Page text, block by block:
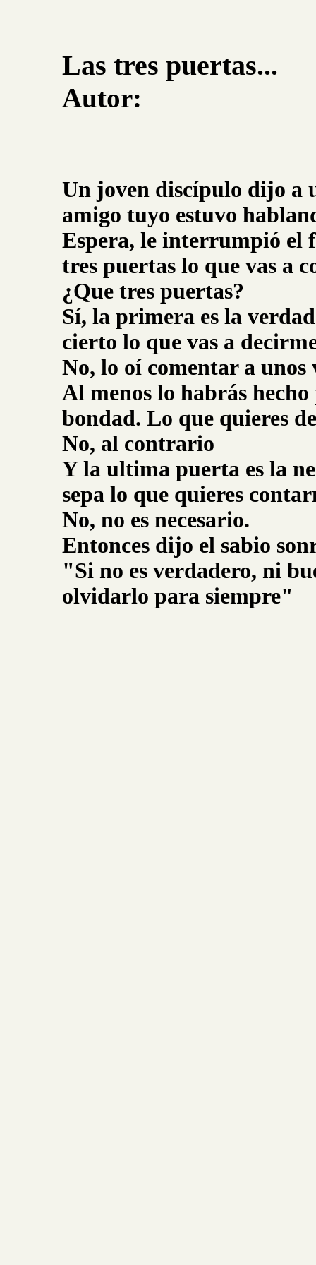
Las tres puertas...
Autor:
Un joven discípulo dijo a
amigo tuyo estuvo
Espera, le interrumpió el
tres puertas lo que vas a
¿Que tres puertas?
Sí, la primera es la
cierto lo que vas a
No, lo oí comentar a unos
Al menos lo habrás
bondad. Lo que quieres
No, al contrario
Y la ultima puerta es la
sepa lo que quieres
No, no es necesario.
Entonces dijo el sabio
"Si no es verdadero, ni
olvidarlo para siempre"